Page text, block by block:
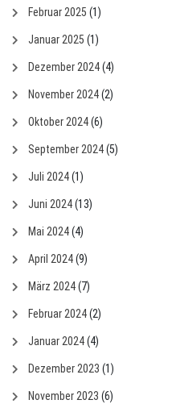
Februar 2025 (1)
Januar 2025 (1)
Dezember 2024(4)
November 2024(2)
Oktober 2024(6)
September 2024(5)
Juli 2024(1)
Juni 2024(13)
Mai 2024(4)
April 2024(9)
März 2024(7)
Februar 2024(2)
Januar 2024(4)
Dezember 2023 (1)
November 2023 (6)